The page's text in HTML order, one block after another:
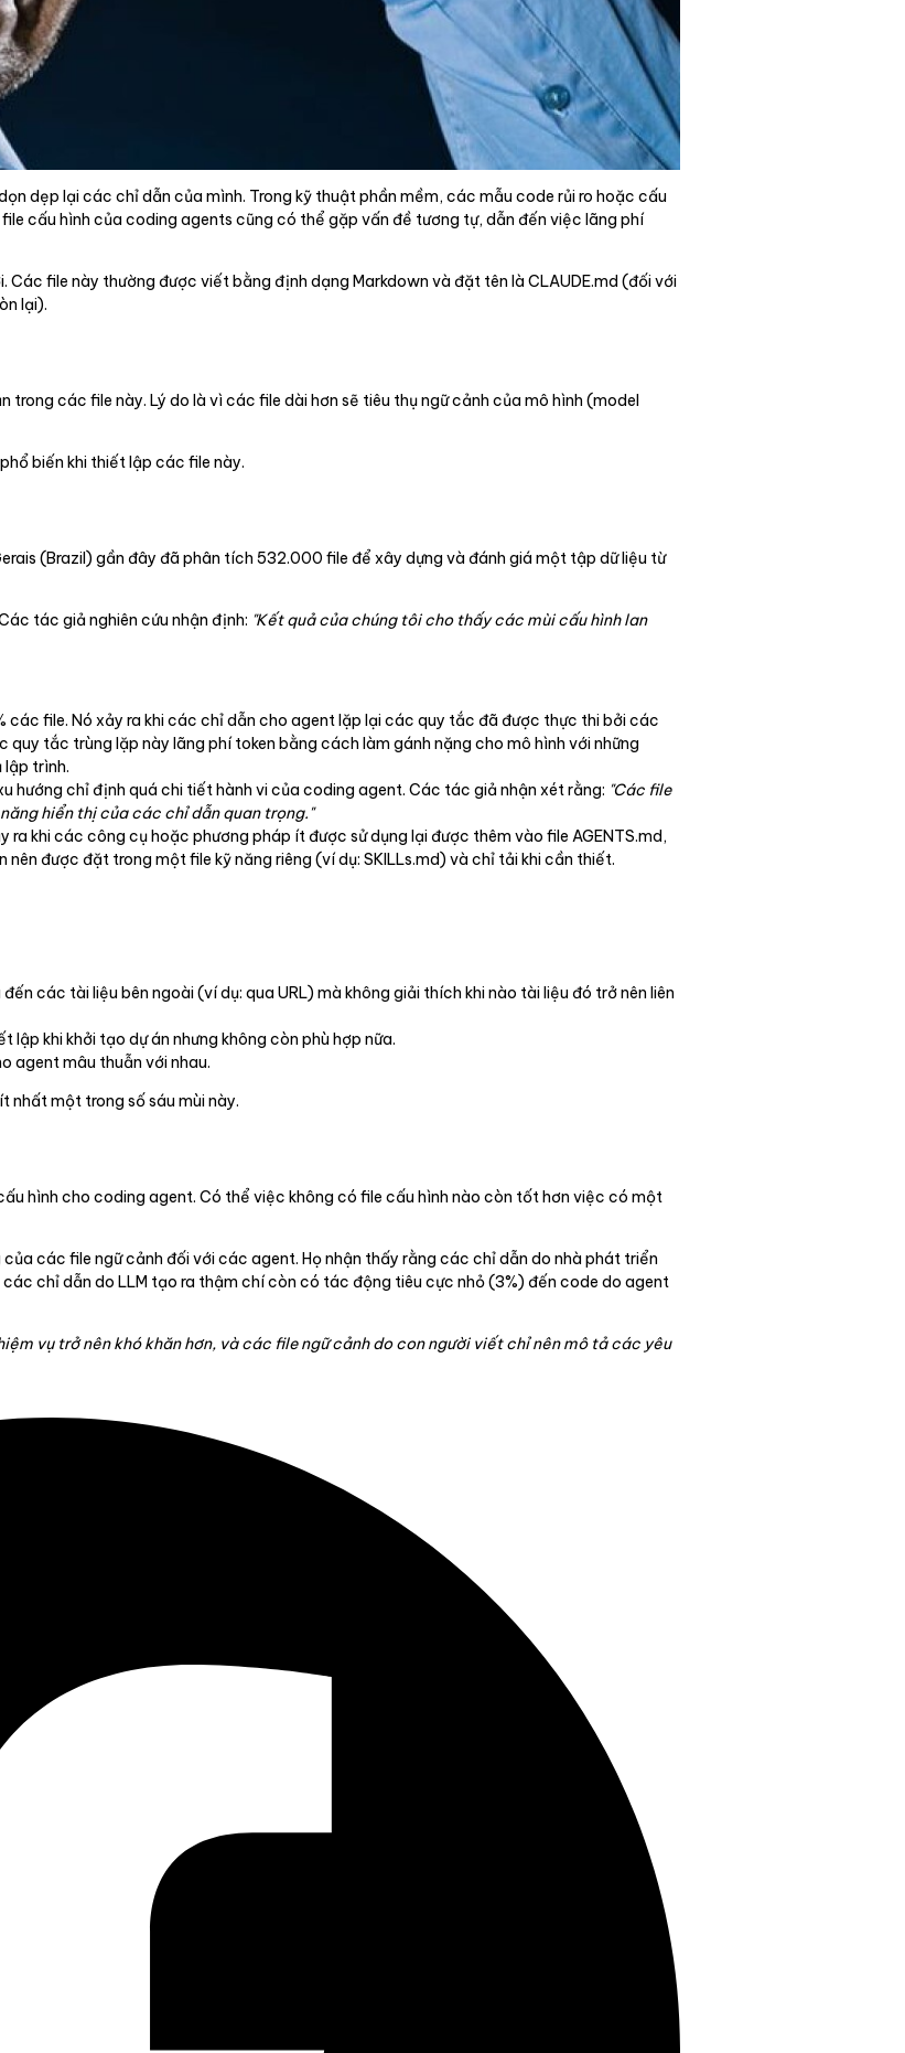
dẹp lại các chỉ dẫn của mình. Trong kỹ thuật phần mềm, các mẫu code rủi ro hoặc cấu
cấu hình của coding agents cũng có thể gặp vấn đề tương tự, dẫn đến việc lãng phí
file này thường được viết bằng định dạng Markdown và đặt tên là CLAUDE.md (đối với
lại).
các file này. Lý do là vì các file dài hơn sẽ tiêu thụ ngữ cảnh của mô hình (model
biến khi thiết lập các file này.
(Brazil) gần đây đã phân tích 532.000 file để xây dựng và đánh giá một tập dữ liệu từ
tác giả nghiên cứu nhận định: "Kết quả của chúng tôi cho thấy các mùi cấu hình lan
các file. Nó xảy ra khi các chỉ dẫn cho agent lặp lại các quy tắc đã được thực thi bởi các
tắc trùng lặp này lãng phí token bằng cách làm gánh nặng cho mô hình với những
lập trình.
hướng chỉ định quá chi tiết hành vi của coding agent. Các tác giả nhận xét rằng: "Các file
hiển thị của các chỉ dẫn quan trọng."
ra khi các công cụ hoặc phương pháp ít được sử dụng lại được thêm vào file AGENTS.md,
được đặt trong một file kỹ năng riêng (ví dụ: SKILLs.md) và chỉ tải khi cần thiết.
các tài liệu bên ngoài (ví dụ: qua URL) mà không giải thích khi nào tài liệu đó trở nên liên
khi khởi tạo dự án nhưng không còn phù hợp nữa.
agent mâu thuẫn với nhau.
nhất một trong số sáu mùi này.
hình cho coding agent. Có thể việc không có file cấu hình nào còn tốt hơn việc có một
các file ngữ cảnh đối với các agent. Họ nhận thấy rằng các chỉ dẫn do nhà phát triển
chỉ dẫn do LLM tạo ra thậm chí còn có tác động tiêu cực nhỏ (3%) đến code do agent
vụ trở nên khó khăn hơn, và các file ngữ cảnh do con người viết chỉ nên mô tả các yêu